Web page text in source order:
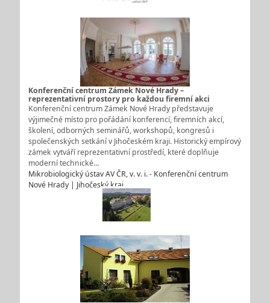
Konferenční centrum Zámek Nové Hrady –
reprezentativní prostory pro každou firemní akci
Konferenční centrum Zámek Nové Hrady představuje
výjimečné místo pro pořádání konferencí, firemních akcí,
školení, odborných seminářů, workshopů, kongresů i
společenských setkání v Jihočeském kraji. Historický empírový
zámek vytváří reprezentativní prostředí, které doplňuje
moderní technické…
Mikrobiologický ústav AV ČR, v. v. i. - Konferenční centrum
Nové Hrady | Jihočeský kraj